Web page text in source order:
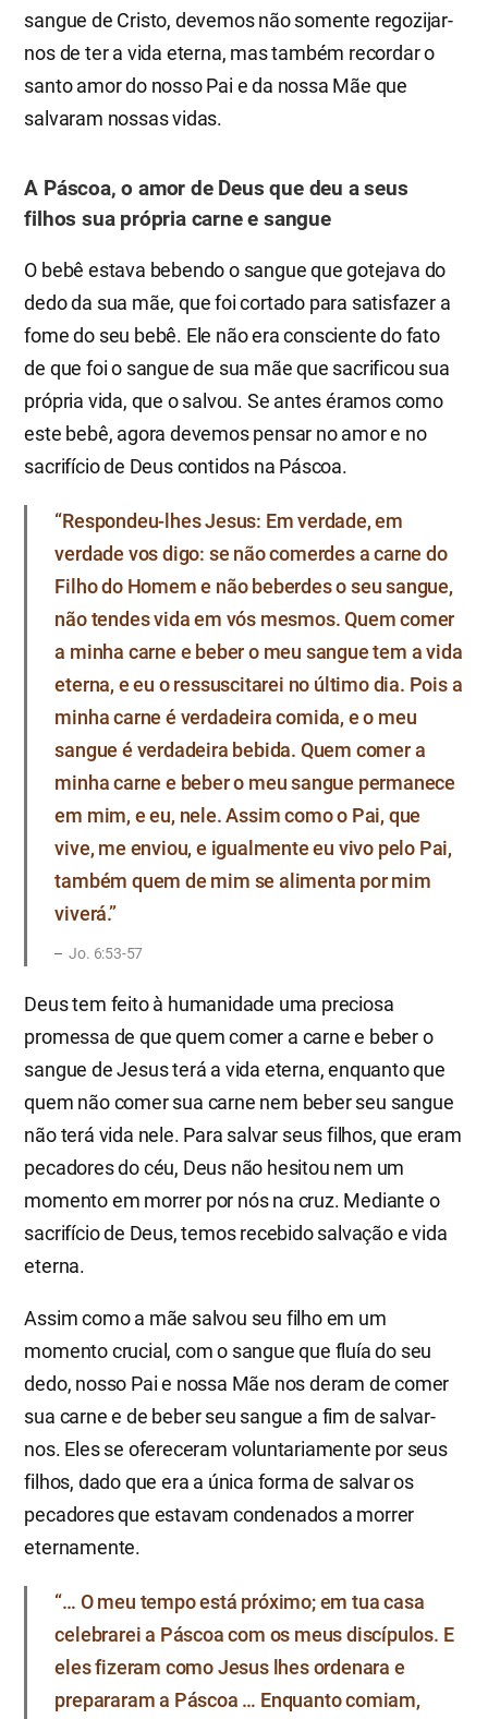
sangue de Cristo, devemos não somente regozijar-
nos de ter a vida eterna, mas também recordar o
santo amor do nosso Pai e da nossa Mãe que
salvaram nossas vidas.
A Páscoa, o amor de Deus que deu a seus
filhos sua própria carne e sangue
O bebê estava bebendo o sangue que gotejava do
dedo da sua mãe, que foi cortado para satisfazer a
fome do seu bebê. Ele não era consciente do fato
de que foi o sangue de sua mãe que sacrificou sua
própria vida, que o salvou. Se antes éramos como
este bebê, agora devemos pensar no amor e no
sacrifício de Deus contidos na Páscoa.
“Respondeu-lhes Jesus: Em verdade, em
verdade vos digo: se não comerdes a carne do
Filho do Homem e não beberdes o seu sangue,
não tendes vida em vós mesmos. Quem comer
a minha carne e beber o meu sangue tem a vida
eterna, e eu o ressuscitarei no último dia. Pois a
minha carne é verdadeira comida, e o meu
sangue é verdadeira bebida. Quem comer a
minha carne e beber o meu sangue permanece
em mim, e eu, nele. Assim como o Pai, que
vive, me enviou, e igualmente eu vivo pelo Pai,
também quem de mim se alimenta por mim
viverá.”
Jo. 6:53-57
Deus tem feito à humanidade uma preciosa
promessa de que quem comer a carne e beber o
sangue de Jesus terá a vida eterna, enquanto que
quem não comer sua carne nem beber seu sangue
não terá vida nele. Para salvar seus filhos, que eram
pecadores do céu, Deus não hesitou nem um
momento em morrer por nós na cruz. Mediante o
sacrifício de Deus, temos recebido salvação e vida
eterna.
Assim como a mãe salvou seu filho em um
momento crucial, com o sangue que fluía do seu
dedo, nosso Pai e nossa Mãe nos deram de comer
sua carne e de beber seu sangue a fim de salvar-
nos. Eles se ofereceram voluntariamente por seus
filhos, dado que era a única forma de salvar os
pecadores que estavam condenados a morrer
eternamente.
“… O meu tempo está próximo; em tua casa
celebrarei a Páscoa com os meus discípulos. E
eles fizeram como Jesus lhes ordenara e
prepararam a Páscoa … Enquanto comiam,